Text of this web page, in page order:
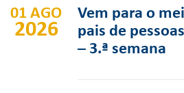
01 AGO
2026
Vem para o
pais de
– 3.ª semana